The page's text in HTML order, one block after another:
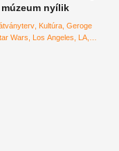
nyílik
Kultúra Geroge
Wars Los Angeles
LA